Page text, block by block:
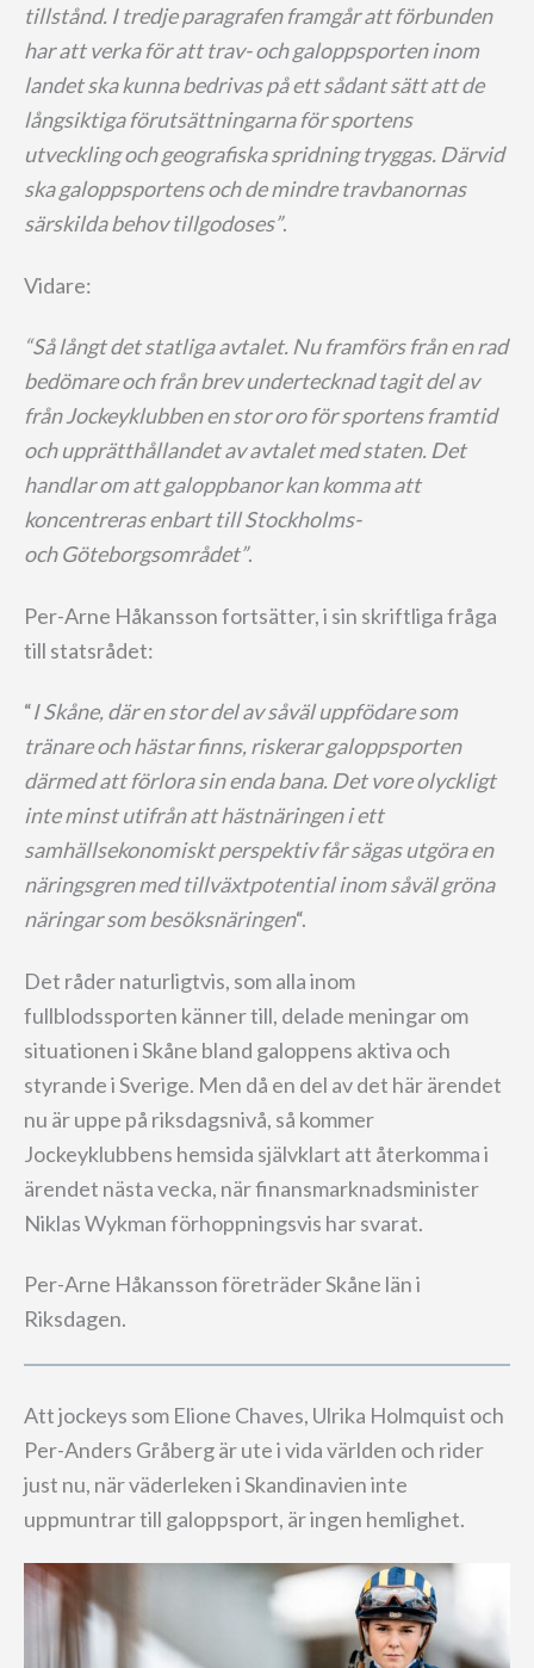
tillstånd. I tredje paragrafen framgår att förbunden
har att verka för att trav- och galoppsporten inom
landet ska kunna bedrivas på ett sådant sätt att de
långsiktiga förutsättningarna för sportens
utveckling och geografiska spridning tryggas. Därvid
ska galoppsportens och de mindre travbanornas
särskilda behovtillgodoses”.
Vidare:
“Så långt det statliga avtalet. Nu framförs från en rad
bedömare och från brev undertecknad tagit del av
från Jockeyklubben en stor oro för sportens framtid
och upprätthållandet av avtalet med staten. Det
handlar om att galoppbanor kan komma att
koncentreras enbart till Stockholms-
ochGöteborgsområdet”.
Per-Arne Håkansson fortsätter, i sin skriftliga fråga
till statsrådet:
“I Skåne, där en stor del av såväl uppfödare som
tränare och hästar finns, riskerar galoppsporten
därmed att förlora sin enda bana. Det vore olyckligt
inte minst utifrån att hästnäringen i ett
samhällsekonomiskt perspektiv får sägas utgöra en
näringsgren med tillväxtpotential inom såväl gröna
näringar som besöksnäringen“.
Det råder naturligtvis, som alla inom
fullblodssporten känner till, delade meningar om
situationen i Skåne bland galoppens aktiva och
styrande i Sverige. Men då en del av det här ärendet
nu är uppe på riksdagsnivå, så kommer
Jockeyklubbens hemsida självklart att återkomma i
ärendet nästa vecka, när finansmarknadsminister
Niklas Wykman förhoppningsvis har svarat.
Per-Arne Håkansson företräder Skåne län i
Riksdagen.
Att jockeys som Elione Chaves, Ulrika Holmquist och
Per-Anders Gråberg är ute i vida världen och rider
just nu, när väderleken i Skandinavien inte
uppmuntrar till galoppsport, är ingen hemlighet.